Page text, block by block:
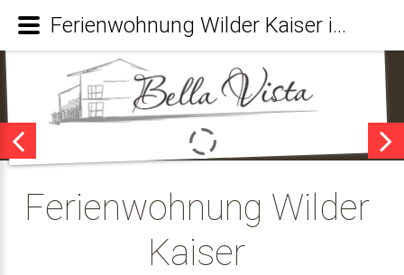
Ferienwohnung Wilder
Kaiser
Ferienwohnung Wilder Kaiser in Reit im Winkl